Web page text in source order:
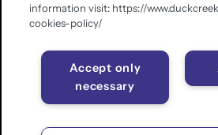
information visit: https://
cookies-policy/
Accept only
necessary